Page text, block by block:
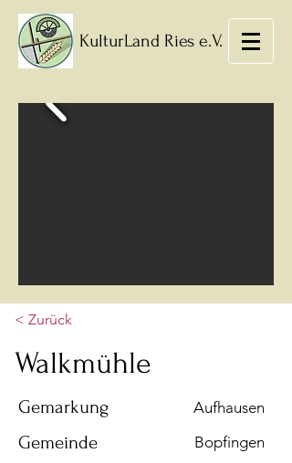
KulturLand Ries e.V.
< Zurück
Walkmühle
Aufhausen
Gemarkung
Bopfingen
Gemeinde